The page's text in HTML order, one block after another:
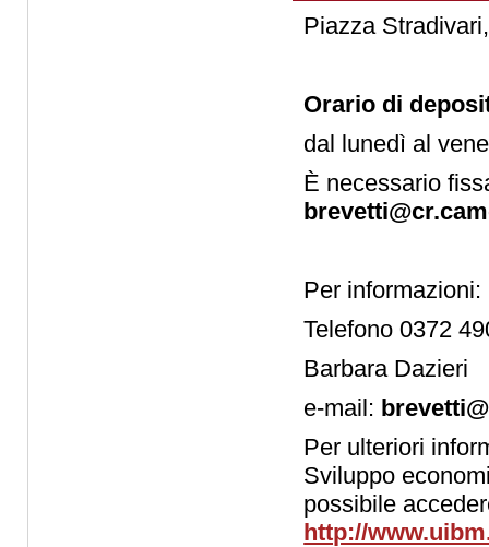
Piazza
Orario di
dal lunedì al
È necessario
Per informazioni:
Telefono 0372
Barbara Dazieri
e-mail:
Per ulteriori
Sviluppo
possibile
http://